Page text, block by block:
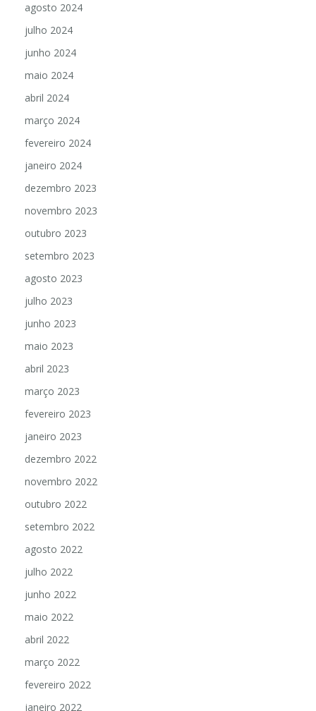
agosto 2024
julho 2024
junho 2024
maio 2024
abril 2024
março 2024
fevereiro 2024
janeiro 2024
dezembro 2023
novembro 2023
outubro 2023
setembro 2023
agosto 2023
julho 2023
junho 2023
maio 2023
abril 2023
março 2023
fevereiro 2023
janeiro 2023
dezembro 2022
novembro 2022
outubro 2022
setembro 2022
agosto 2022
julho 2022
junho 2022
maio 2022
abril 2022
março 2022
fevereiro 2022
janeiro 2022